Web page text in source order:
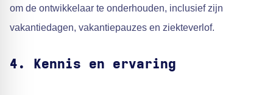
om de ontwikkelaar te onderhouden, inclusief zijn
vakantiedagen, vakantiepauzes en ziekteverlof.
4. Kennis en ervaring